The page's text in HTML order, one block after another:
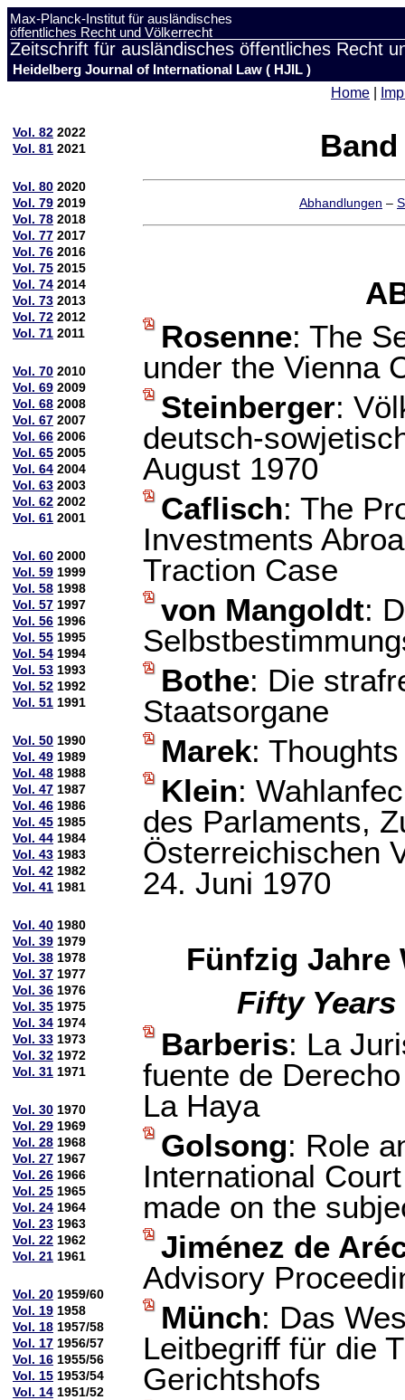
Max-Planck-Institut für ausländisches
öffentliches Recht und Völkerrecht
Zeitschrift für ausländisches öffentliches Recht
Heidelberg Journal of International Law ( HJIL )
Home
Vol. 82 2022
Vol. 81 2021
Vol. 80 2020
Vol. 79 2019
Vol. 78 2018
Vol. 77 2017
Vol. 76 2016
Vol. 75 2015
Vol. 74 2014
Vol. 73 2013
Vol. 72 2012
Vol. 71 2011
Vol. 70 2010
Vol. 69 2009
Vol. 68 2008
Vol. 67 2007
Vol. 66 2006
Vol. 65 2005
Vol. 64 2004
Vol. 63 2003
Vol. 62 2002
Vol. 61 2001
Vol. 60 2000
Vol. 59 1999
Vol. 58 1998
Vol. 57 1997
Vol. 56 1996
Vol. 55 1995
Vol. 54 1994
Vol. 53 1993
Vol. 52 1992
Vol. 51 1991
Vol. 50 1990
Vol. 49 1989
Vol. 48 1988
Vol. 47 1987
Vol. 46 1986
Vol. 45 1985
Vol. 44 1984
Vol. 43 1983
Vol. 42 1982
Vol. 41 1981
Vol. 40 1980
Vol. 39 1979
Vol. 38 1978
Vol. 37 1977
Vol. 36 1976
Vol. 35 1975
Vol. 34 1974
Vol. 33 1973
Vol. 32 1972
Vol. 31 1971
Vol. 30 1970
Vol. 29 1969
Vol. 28 1968
Vol. 27 1967
Vol. 26 1966
Vol. 25 1965
Vol. 24 1964
Vol. 23 1963
Vol. 22 1962
Vol. 21 1961
Vol. 20 1959/60
Vol. 19 1958
Vol. 18 1957/58
Vol. 17 1956/57
Vol. 16 1955/56
Vol. 15 1953/54
Vol. 14 1951/52
Band
Abhandlungen –
Rosenne: The
under the Vienna
Steinberger:
deutsch-
August 1970
Caflisch: The
Investments
Traction Case
von Mangoldt:
Bothe: Die
Staatsorgane
Marek:
Klein:
des Parlaments,
Österreichischen
24. Juni 1970
Fünfzig Jahre
Fifty Years
Barberis: La
fuente de
La Haya
Golsong: Role
International
made on the
Jiménez de
Advisory
Münch: Das
Leitbegriff für die
Gerichtshofs